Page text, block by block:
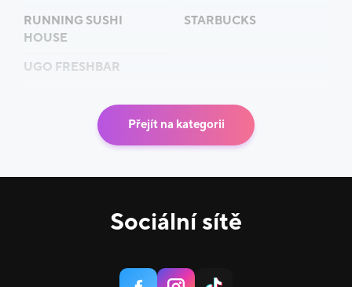
RUNNING SUSHI
HOUSE
STARBUCKS
UGO FRESHBAR
Přejít na kategorii
Sociální sítě